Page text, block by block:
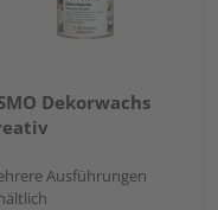
Dekorwachs
Ausführungen